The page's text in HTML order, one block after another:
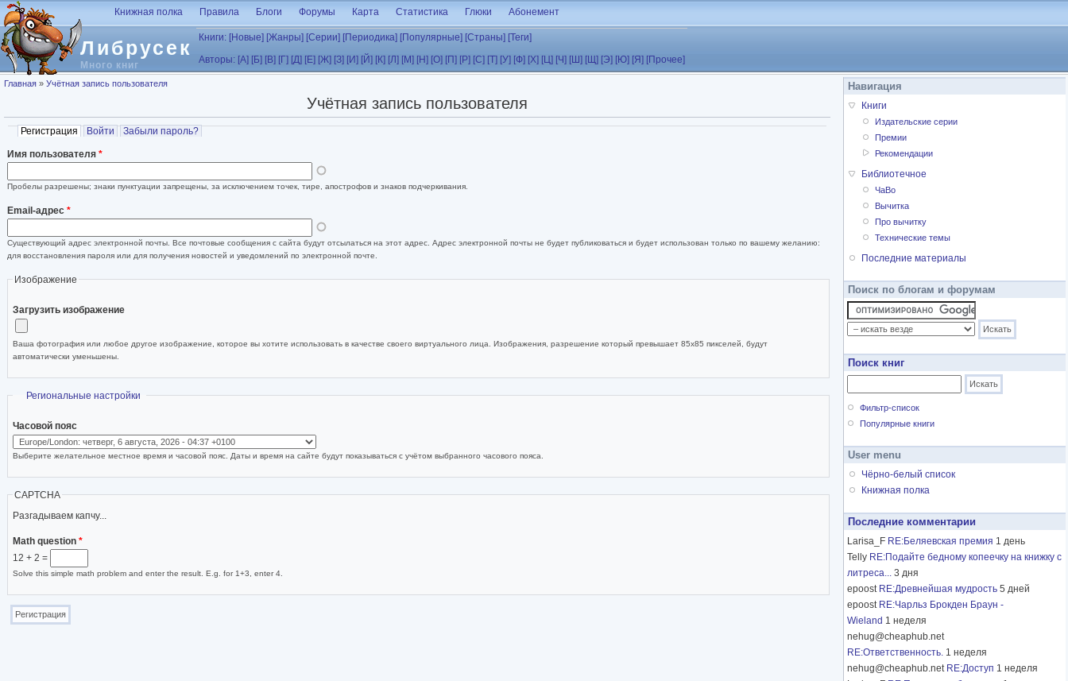
Перейти к основному содержанию
Либрусек
Много книг
Книжная полка Правила Блоги Форумы Карта Статистика Глюки Абонемент
Книги: [Новые] [Жанры] [Серии] [Периодика] [Популярные] [Страны] [Теги]
Авторы: [А] [Б] [В] [Г] [Д] [Е] [Ж] [З] [И] [Й] [К] [Л] [М] [Н] [О] [П] [Р] [С] [Т] [У] [Ф] [Х] [Ц] [Ч] [Ш] [Щ] [Э] [Ю] [Я] [Прочее]
Вы здесь
Главная » Учётная запись пользователя
Учётная запись пользователя
Главные вкладки
Регистрация (активная вкладка)
Войти Забыли пароль?
Имя пользователя *
Пробелы разрешены; знаки пунктуации запрещены, за исключением точек, тире, апострофов и знаков подчеркивания.
Email-адрес *
Существующий адрес электронной почты. Все почтовые сообщения с сайта будут отсылаться на этот адрес. Адрес электронной почты не будет публиковаться и будет использован только по вашему желанию:
для восстановления пароля или для получения новостей и уведомлений по электронной почте.
Изображение
Загрузить изображение
Ваша фотография или любое другое изображение, которое вы хотите использовать в качестве своего виртуального лица. Изображения, разрешение который превышает 85x85 пикселей, будут
автоматически уменьшены.
Скрыть
Региональные настройки
Часовой пояс
Выберите желательное местное время и часовой пояс. Даты и время на сайте будут показываться с учётом выбранного часового пояса.
CAPTCHA
Разгадываем капчу...
Math question *
12 + 2 =
Solve this simple math problem and enter the result. E.g. for 1+3, enter 4.
Навигация
Книги
Издательские серии
Премии
Рекомендации
Библиотечное
ЧаВо
Вычитка
Про вычитку
Технические темы
Последние материалы
Поиск по блогам и форумам
Поиск книг
Фильтр-список
Популярные книги
User menu
Чёрно-белый список
Книжная полка
Последние комментарии
Larisa_F RE:Беляевская премия 1 день
Telly RE:Подайте бедному копеечку на книжку с
литреса... 3 дня
epoost RE:Древнейшая мудрость 5 дней
epoost RE:Чарльз Брокден Браун -
Wieland 1 неделя
nehug@cheaphub.net
RE:Ответственность. 1 неделя
nehug@cheaphub.net RE:Доступ 1 неделя